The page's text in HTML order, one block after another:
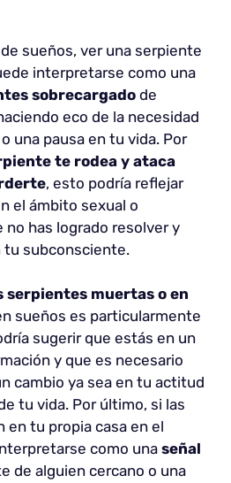
sueños, ver una serpiente
interpretarse como una
sobrecargadode
eco de la necesidad
una pausa en tu vida. Por
te rodea y ataca
, esto podría reflejar
el ámbito sexual o
no has logrado resolver y
tu subconsciente.
serpientes muertas o en
sueños es particularmente
sugerir que estás en un
y que es necesario
cambio ya sea en tu actitud
tu vida. Por último, si las
en tu propia casa en el
como una señal
de alguien cercano o una